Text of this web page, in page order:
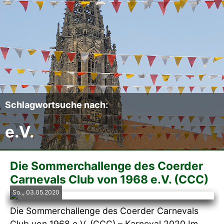
Termine
Fotoalben
Videos
Mitmachen
Sponsoren
Pressearchiv
Impressum
Schlagwortsuche nach:
e.V.
Die Sommerchallenge des Coerder
Carnevals Club von 1968 e.V. (CCC)
So.., 03.05.2020
Die Sommerchallenge des Coerder Carnevals